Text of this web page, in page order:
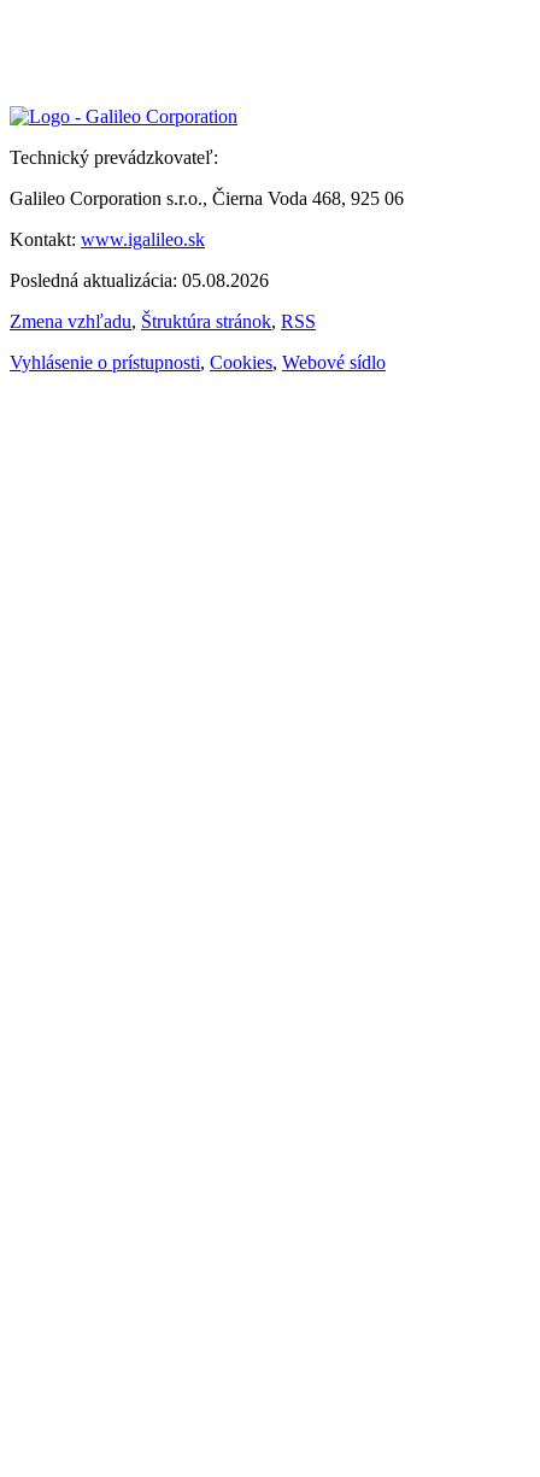
Technický prevádzkovateľ:
Galileo Corporation s.r.o., Čierna Voda 468, 925 06
Kontakt: www.igalileo.sk
Posledná aktualizácia: 05.08.2026
Zmena vzhľadu, Štruktúra stránok, RSS
Vyhlásenie o prístupnosti, Cookies, Webové sídlo